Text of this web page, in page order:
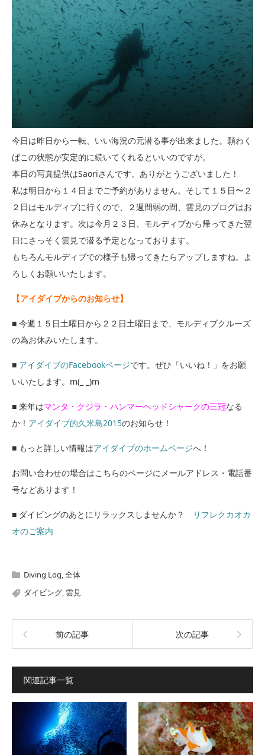
今日は昨日から一転、いい海況の元潜る事が出来ました。願わく
ばこの状態が安定的に続いてくれるといいのですが。
本日の写真提供はSaoriさんです。ありがとうございました！
私は明日から１４日までご予約がありません。そして１５日〜２
２日はモルディブに行くので、２週間弱の間、雲見のブログはお
休みとなります。次は今月２３日、モルディブから帰ってきた翌
日にさっそく雲見で潜る予定となっております。
もちろんモルディブでの様子も帰ってきたらアップしますね。よ
ろしくお願いいたします。
【アイダイブからのお知らせ】
■ 今週１５日土曜日から２２日土曜日まで、モルディブクルーズ
の為お休みいたします。
■ アイダイブのFacebookページです。ぜひ「いいね！」をお願
いいたします。m(_ _)m
■ 来年はマンタ・クジラ・ハンマーヘッドシャークの三冠なる
か！ アイダイブ的久米島2015のお知らせ！
■ もっと詳しい情報はアイダイブのホームページへ！
お問い合わせの場合はこちらのページにメールアドレス・電話番
号などあります！
■ ダイビングのあとにリラックスしませんか？
リフレクカオカ
オのご案内
Diving Log,全体
ダイビング, 雲見
前の記事 次の記事
関連記事一覧